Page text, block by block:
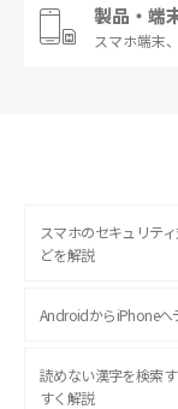
製品・端
スマホ端末、
スマホのセキュリテ
どを解説
AndroidからiPhoneへ
読めない漢字を検索
すく解説